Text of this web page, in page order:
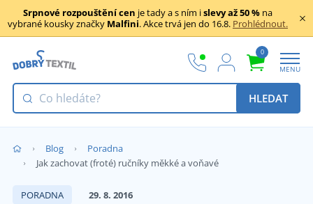
Srpnové rozpouštění cen je tady a s ním islevy až 50 % na
vybrané kousky značky Malfini. Akce trvá jen do 16.8. Prohlédnout.
0
MENU
HLEDAT
Blog
Poradna
Jak zachovat (froté) ručníky měkké a voňavé
PORADNA 29. 8. 2016